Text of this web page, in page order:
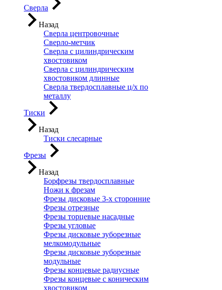
Сверла
Назад
Сверла центровочные
Сверло-метчик
Сверла с цилиндрическим
хвостовиком
Сверла с цилиндрическим
хвостовиком длинные
Сверла твердосплавные ц/х по
металлу
Тиски
Назад
Тиски слесарные
Фрезы
Назад
Борфрезы твердосплавные
Ножи к фрезам
Фрезы дисковые 3-х сторонние
Фрезы отрезные
Фрезы торцевые насадные
Фрезы угловые
Фрезы дисковые зуборезные
мелкомодульные
Фрезы дисковые зуборезные
модульные
Фрезы концевые радиусные
Фрезы концевые с коническим
хвостовиком